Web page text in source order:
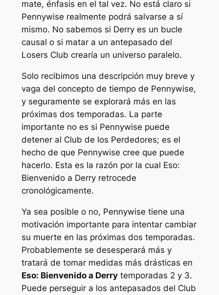
mate, énfasis en el tal vez. No está claro si
Pennywise realmente podrá salvarse a sí
mismo. No sabemos si Derry es un bucle
causal o si matar a un antepasado del
Losers Club crearía un universo paralelo.
Solo recibimos una descripción muy breve y
vaga del concepto de tiempo de Pennywise,
y seguramente se explorará más en las
próximas dos temporadas. La parte
importante no es si Pennywise puede
detener al Club de los Perdedores; es el
hecho de que Pennywise cree que puede
hacerlo. Esta es la razón por la cual Eso:
Bienvenido a Derryretrocede
cronológicamente.
Ya sea posible o no, Pennywise tiene una
motivación importante para intentar cambiar
su muerte en las próximas dos temporadas.
Probablemente se desesperará más y
tratará de tomar medidas más drásticas en
Eso: Bienvenido a Derry temporadas 2 y 3.
Puede perseguir a los antepasados ​​​​del Club